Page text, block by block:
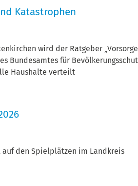
Katastrophen
wird der Ratgeber
Bundesamtes für
Haushalte verteilt
auf den Spielplätzen im Landkreis